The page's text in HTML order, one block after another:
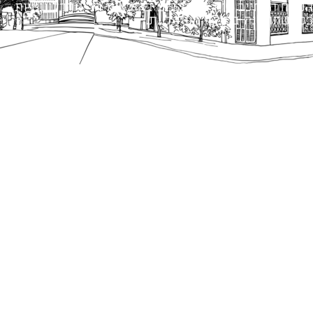
הנוסח המחייב הוא זה הקבוע בהוראות הדין הרלוונטיות
כפי שתהיינה בתוקף מעת לעת.